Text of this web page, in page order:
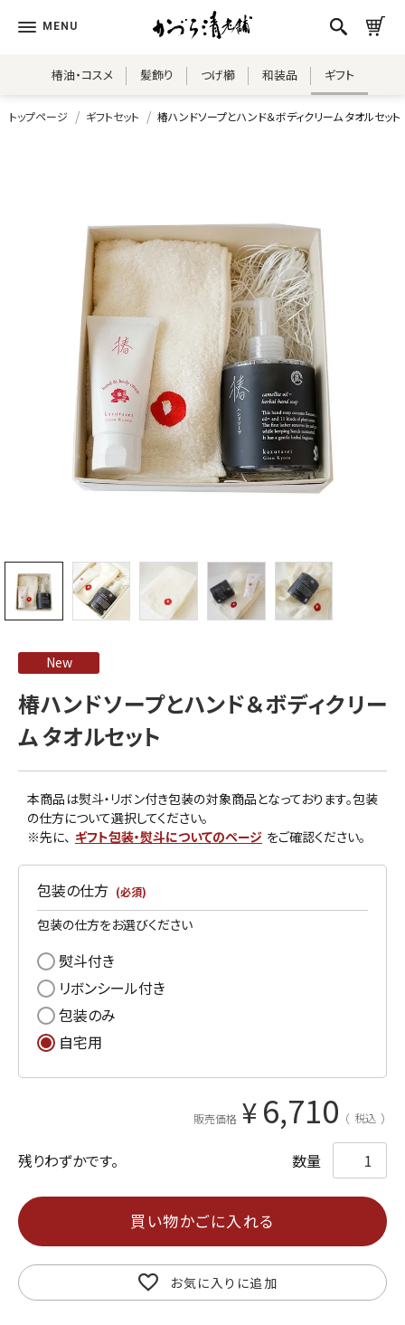
椿油・コスメ 髪飾り つげ櫛 和装品 ギフト
トップページ ギフトセット 椿ハンドソープとハンド＆ボディクリーム タオルセット
New
椿ハンドソープとハンド＆ボディクリー
ム タオルセット
本商品は熨斗・リボン付き包装の対象商品となっております。包装
の仕方について選択してください。
※先に、 ギフト包装・熨斗についてのページ をご確認ください。
包装の仕方 (必須)
包装の仕方をお選びください
熨斗付き
リボンシール付き
包装のみ
自宅用
販売価格 ¥6,710 税込
残りわずかです。
お気に入りに追加
買い物かごに入れる